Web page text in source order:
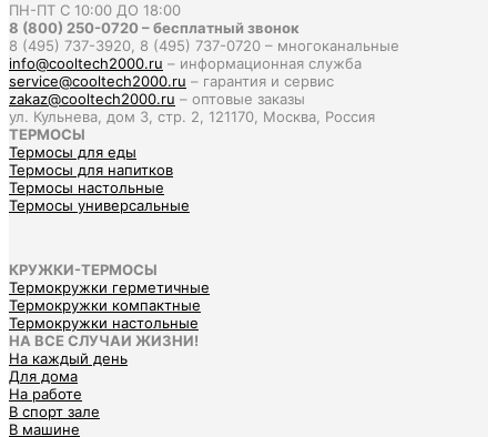
ПН-ПТ С 10:00 ДО 18:00
8 (800) 250-0720 – бесплатный звонок
8 (495) 737-3920, 8 (495) 737-0720 – многоканальные
info@cooltech2000.ru – информационная служба
service@cooltech2000.ru – гарантия и сервис
zakaz@cooltech2000.ru – оптовые заказы
ул. Кульнева, дом 3, стр. 2, 121170, Москва, Россия
ТЕРМОСЫ
Термосы для еды
Термосы для напитков
Термосы настольные
Термосы универсальные
КРУЖКИ-ТЕРМОСЫ
Термокружки герметичные
Термокружки компактные
Термокружки настольные
НА ВСЕ СЛУЧАИ ЖИЗНИ!
На каждый день
Для дома
На работе
В спорт зале
В машине